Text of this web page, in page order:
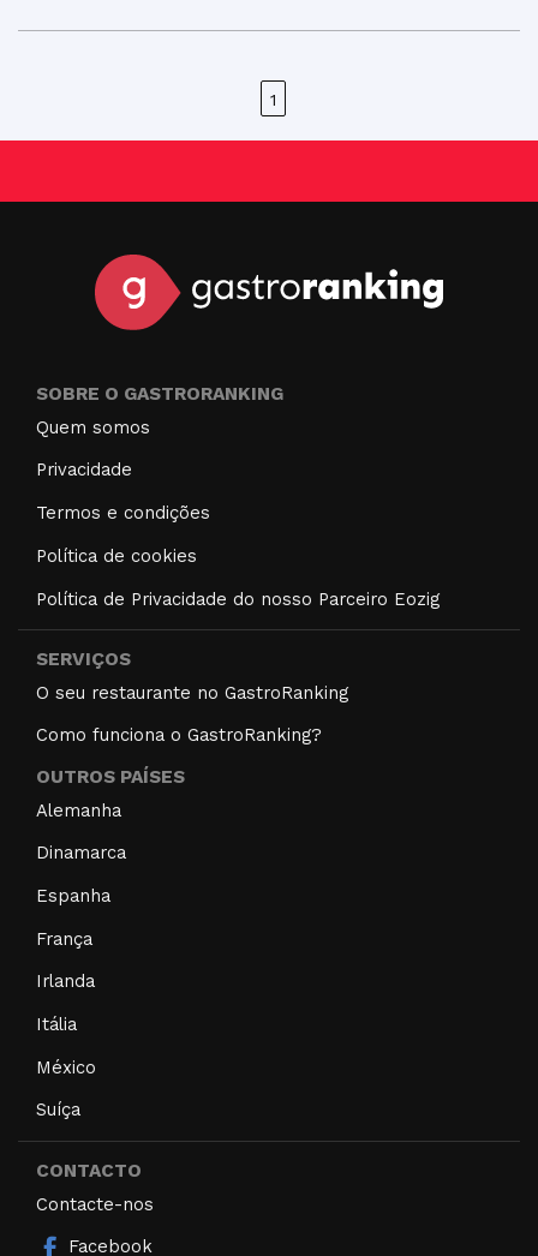
1
SOBRE O GASTRORANKING
Quem somos
Privacidade
Termos e condições
Política de cookies
Política de Privacidade do nosso Parceiro Eozig
SERVIÇOS
O seu restaurante no GastroRanking
Como funciona o GastroRanking?
OUTROS PAÍSES
Alemanha
Dinamarca
Espanha
França
Irlanda
Itália
México
Suíça
CONTACTO
Contacte-nos
Facebook